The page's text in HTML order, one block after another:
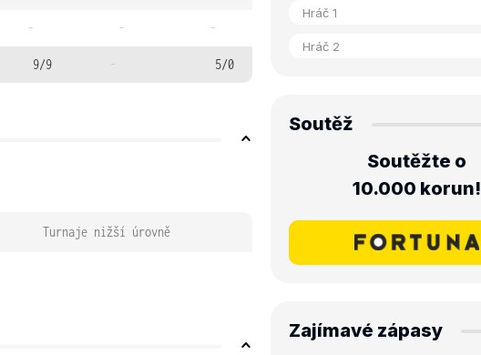
- - -
9/9 - 5/0
Turnaje nižší úrovně
Soutěž
Soutěžte o
10.000 korun!
Zajímavé zápasy